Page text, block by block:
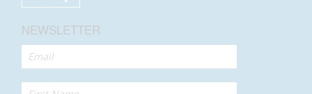
NEWSLETTER